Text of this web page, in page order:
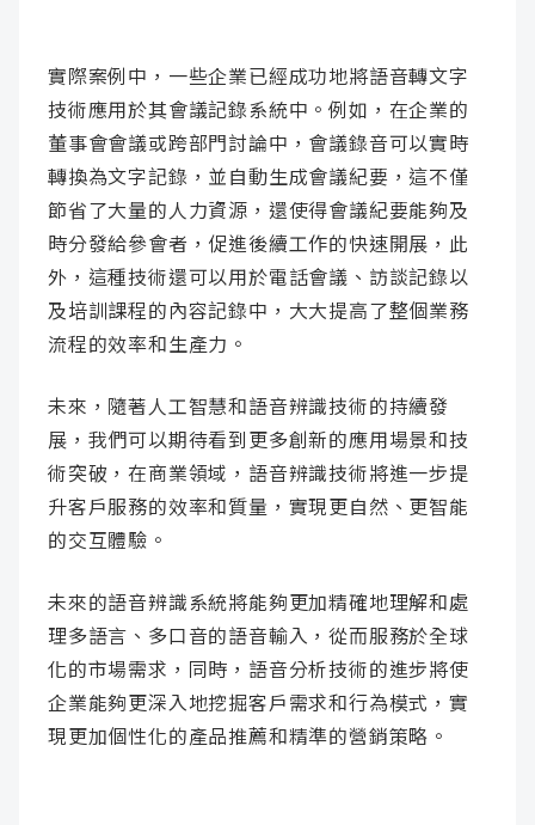
實際案例中，一些企業已經成功地將語音轉文字
技術應用於其會議記錄系統中。例如，在企業的
董事會會議或跨部門討論中，會議錄音可以實時
轉換為文字記錄，並自動生成會議紀要，這不僅
節省了大量的人力資源，還使得會議紀要能夠及
時分發給參會者，促進後續工作的快速開展，此
外，這種技術還可以用於電話會議、訪談記錄以
及培訓課程的內容記錄中，大大提高了整個業務
流程的效率和生產力。
未來，隨著人工智慧和語音辨識技術的持續發
展，我們可以期待看到更多創新的應用場景和技
術突破，在商業領域，語音辨識技術將進一步提
升客戶服務的效率和質量，實現更自然、更智能
的交互體驗。
未來的語音辨識系統將能夠更加精確地理解和處
理多語言、多口音的語音輸入，從而服務於全球
化的市場需求，同時，語音分析技術的進步將使
企業能夠更深入地挖掘客戶需求和行為模式，實
現更加個性化的產品推薦和精準的營銷策略。